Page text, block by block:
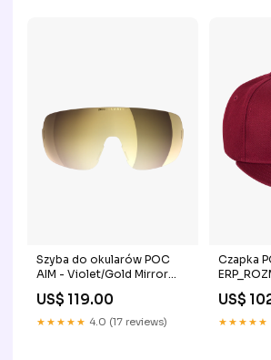
Szyba do okularów POC
AIM - Violet/Gold Mirror
bike
US$ 119.00
★★★★★ 4.0 (17 reviews)
Czapka
US$
★★★★★